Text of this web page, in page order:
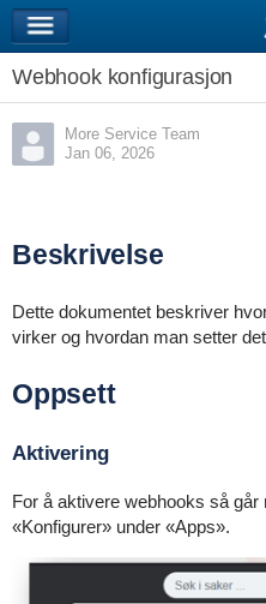
Webhook konfigurasjon
More Service Team
Jan 06, 2026
Beskrivelse
Dette dokumentet beskriver
virker og hvordan man setter
Oppsett
Aktivering
For å aktivere webhooks så
«Konfigurer» under «Apps».